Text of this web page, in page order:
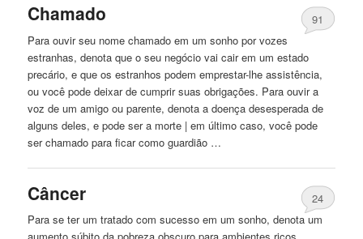
Chamado
91
Para ouvir seu nome chamado em um sonho por vozes
estranhas, denota que o seu negócio vai cair em um estado
precário, e que os estranhos podem emprestar-lhe assistência,
ou você pode deixar de cumprir suas obrigações. Para ouvir a
voz de um amigo ou parente, denota a doença desesperada de
alguns deles, e pode ser a morte | em último caso, você pode
ser chamado para ficar como guardião …
Câncer
24
Para se ter um tratado com sucesso em um sonho, denota um